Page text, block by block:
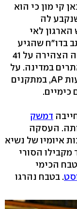
קי מון כי הוא
לה
לאי
בדו"ח שהגיע
למועצת הביטחון של האו"ם כי סוריה הצהירה על 41
לייצור הנשק הכימי ב-23 אתרים במדינה. על
פי הדו"ח, שהגיע לידי סוכנות הידיעות AP, במתקנים
דמשק
העסקה
איומיו של נשיא
מקבילו הסורי
הכימי
. בטבח נהרגו